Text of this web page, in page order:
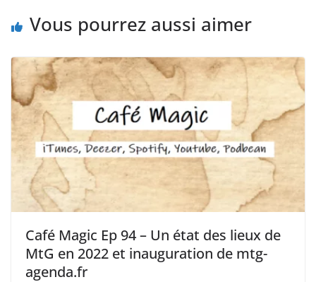
Vous pourrez aussi aimer
Café Magic Ep 94 – Un état des lieux de
MtG en 2022 et inauguration de mtg-
agenda.fr